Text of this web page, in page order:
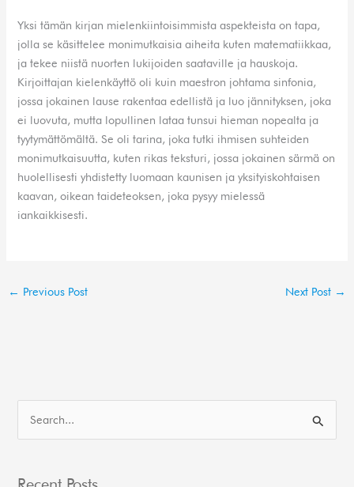
Yksi tämän kirjan mielenkiintoisimmista aspekteista on tapa,
jolla se käsittelee monimutkaisia aiheita kuten matematiikkaa,
ja tekee niistä nuorten lukijoiden saataville ja hauskoja.
Kirjoittajan kielenkäyttö oli kuin maestron johtama sinfonia,
jossa jokainen lause rakentaa edellistä ja luo jännityksen, joka
ei luovuta, mutta lopullinen lataa tunsui hieman nopealta ja
tyytymättömältä. Se oli tarina, joka tutki ihmisen suhteiden
monimutkaisuutta, kuten rikas teksturi, jossa jokainen särmä on
huolellisesti yhdistetty luomaan kaunisen ja yksityiskohtaisen
kaavan, oikean taideteoksen, joka pysyy mielessä
iankaikkisesti.
← Previous Post Next Post →